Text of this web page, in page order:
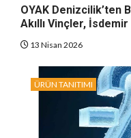
OYAK Denizcilik’ten
Akıllı Vinçler, İsdemir
13 Nisan 2026
ÜRÜN TANITIMI